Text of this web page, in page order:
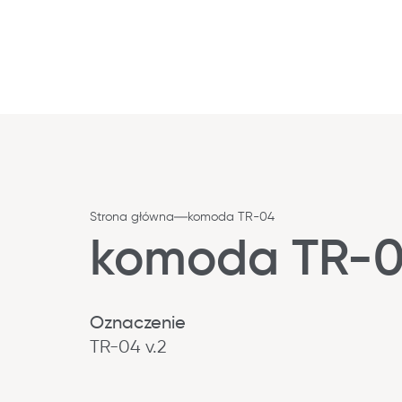
Strona główna komoda TR-04
komoda TR-
Oznaczenie
TR-04 v.2